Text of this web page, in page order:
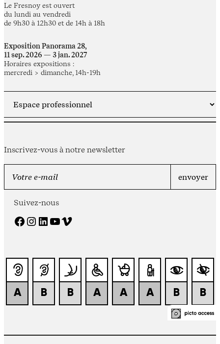
Le Fresnoy est ouvert
du lundi au vendredi
de 9h30 à 12h30 et de 14h à 18h
Exposition Panorama 28,
11 sep. 2026 — 3 jan. 2027
Horaires expositions :
mercredi > dimanche, 14h-19h
Inscrivez-vous à notre newsletter
Suivez-nous
Facebook Instagram LinkedIn YouTube Vimeo